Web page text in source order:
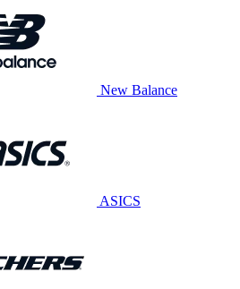
New Balance
ASICS